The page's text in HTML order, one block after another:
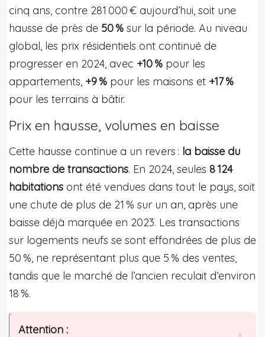
cinq ans, contre 281 000 € aujourd’hui, soit une
hausse de près de 50 % sur la période. Au niveau
global, les prix résidentiels ont continué de
progresser en 2024, avec +10 % pour les
appartements, +9 % pour les maisons et +17 %
pour les terrains à bâtir.
Prix en hausse, volumes en baisse
Cette hausse continue a un revers : la baisse du
nombre de transactions. En 2024, seules 8 124
habitations ont été vendues dans tout le pays, soit
une chute de plus de 21 % sur un an, après une
baisse déjà marquée en 2023. Les transactions
sur logements neufs se sont effondrées de plus de
50 %, ne représentant plus que 5 % des ventes,
tandis que le marché de l’ancien reculait d’environ
18 %.
Attention :